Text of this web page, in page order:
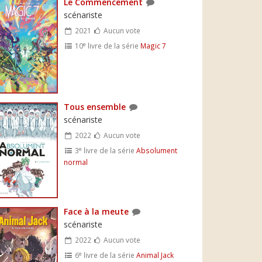
scénariste
2021
Aucun vote
10e livre de la série Magic 7
Tous ensemble
scénariste
2022
Aucun vote
3e livre de la série Absolument
normal
Face à la meute
scénariste
2022
Aucun vote
6e livre de la série Animal Jack